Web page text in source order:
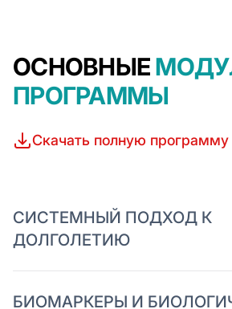
ОСНОВНЫЕ
ПРОГРАММЫ
Скачать полную программу
СИСТЕМНЫЙ ПОДХОД К
ДОЛГОЛЕТИЮ
БИОМАРКЕРЫ И